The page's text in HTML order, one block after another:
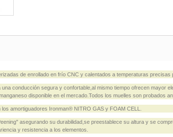
de enrollado en frío CNC y calentados a temperaturas precisas
conducción segura y confortable,al mismo tiempo ofrecen mayor
disponible en el mercado.Todos los muelles son probados
amortiguadores Ironman® NITRO GAS y FOAM CELL.
asegurando su durabilidad,se preestablece su altura y se
y resistencia a los elementos.